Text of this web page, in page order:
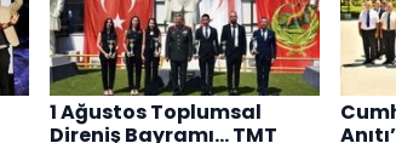
1 Ağustos Toplumsal
Direniş Bayramı... TMT